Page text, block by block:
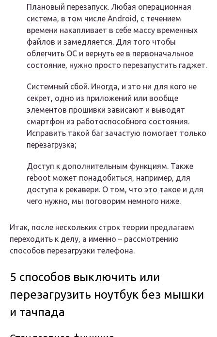
Плановый перезапуск. Любая операционная
система, в том числе Android, с течением
времени накапливает в себе массу временных
файлов и замедляется. Для того чтобы
облегчить ОС и вернуть ее в первоначальное
состояние, нужно просто перезапустить гаджет.
Системный сбой. Иногда, и это ни для кого не
секрет, одно из приложений или вообще
элементов прошивки зависают и выводят
смартфон из работоспособного состояния.
Исправить такой баг зачастую помогает только
перезагрузка;
Доступ к дополнительным функциям. Также
reboot может понадобиться, например, для
доступа к рекавери. О том, что это такое и для
чего нужно, мы поговорим немного ниже.
Итак, после нескольких строк теории предлагаем
переходить к делу, а именно – рассмотрению
способов перезагрузки телефона.
5 способов выключить или
перезагрузить ноутбук без мышки
и тачпада